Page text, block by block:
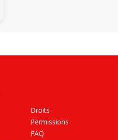
Droits
Permissions
FAQ